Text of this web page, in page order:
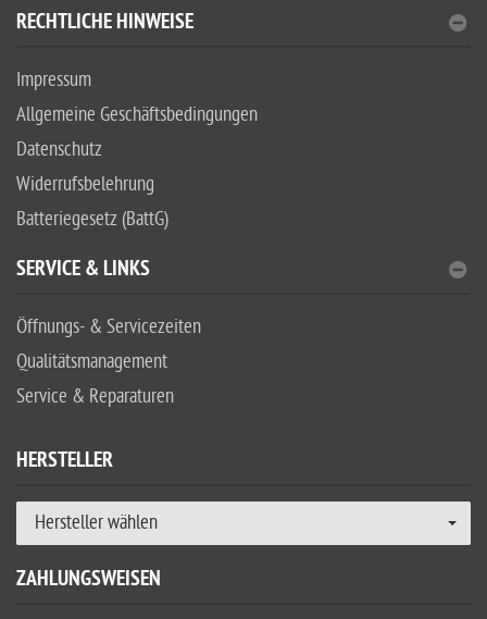
RECHTLICHE HINWEISE
Impressum
Allgemeine Geschäftsbedingungen
Datenschutz
Widerrufsbelehrung
Batteriegesetz (BattG)
SERVICE & LINKS
Öffnungs- & Servicezeiten
Qualitätsmanagement
Service & Reparaturen
HERSTELLER
Hersteller wählen
ZAHLUNGSWEISEN